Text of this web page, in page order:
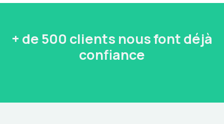
+ de 500 clients nous font déjà
confiance